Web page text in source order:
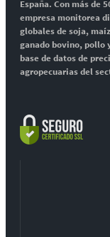
España. Con más de
empresa monitorea
globales de soja,
ganado bovino, pollo
base de datos de
agropecuarias del